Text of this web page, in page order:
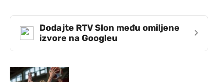
Dodajte RTV Slon među omiljene
izvore na Googleu
›